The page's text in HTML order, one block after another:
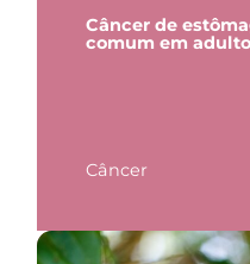
Câncer de
comum em
Câncer